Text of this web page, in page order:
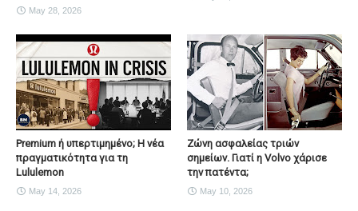
May 28, 2026
Premium ή υπερτιμημένο; Η νέα
πραγματικότητα για τη
Lululemon
May 14, 2026
Ζώνη ασφαλείας τριών
σημείων. Γιατί η Volvo χάρισε
την πατέντα;
May 10, 2026